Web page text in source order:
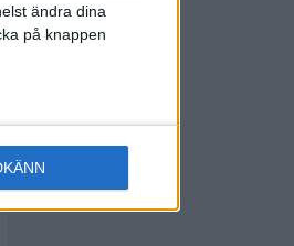
ändra dina
på knappen